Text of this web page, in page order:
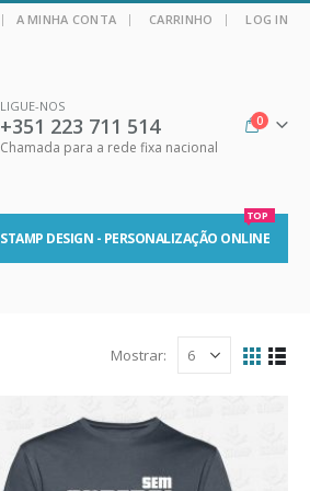
| A MINHA CONTA CARRINHO LOG IN
LIGUE-NOS
+351 223 711 514
Chamada para a rede fixa nacional
0
STAMP DESIGN - PERSONALIZAÇÃO ONLINE
TOP
Mostrar: